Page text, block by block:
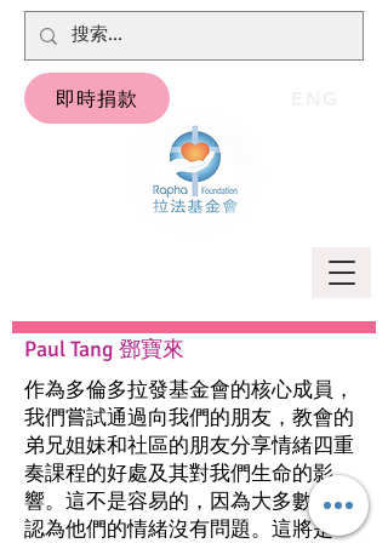
即時捐款
Paul Tang 鄧寶來
作為多倫多拉發基金會的核心成員，
我們嘗試通過向我們的朋友，教會的
弟兄姐妹和社區的朋友分享情緒四重
奏課程的好處及其對我們生命的影
響。這不是容易的，因為大多數人都
認為他們的情緒沒有問題。這將是一